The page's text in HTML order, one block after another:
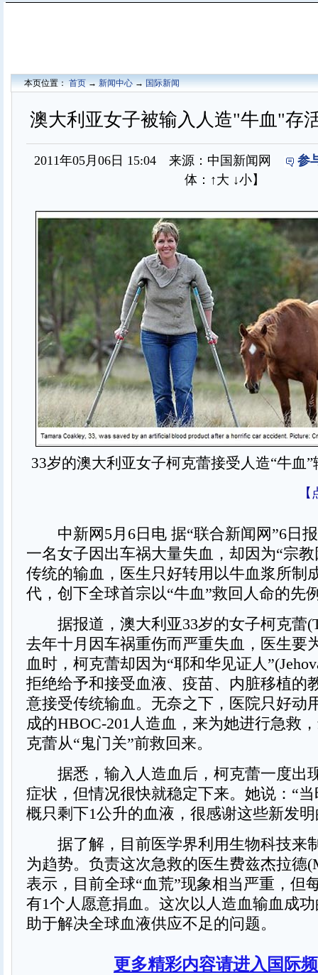
本页位置：首页→新闻中心→国际新闻
澳大利亚女子被输入人造"牛血"存
2011年05月06日 15:04 来源：中国新闻网
参
体： ↑大 ↓小】
33岁的澳大利亚女子柯克蕾接受人造“牛血
中新网5月6日电 据“联合新闻网”6日
一名女子因出车祸大量失血，却因为“宗
传统的输血，医生只好转用以牛血浆所制
代，创下全球首宗以“牛血”救回人命的先
据报道，澳大利亚33岁的女子柯克蕾
去年十月因车祸重伤而严重失血，医生要
血时，柯克蕾却因为“耶和华见证人
拒绝给予和接受血液、疫苗、内脏移植的
意接受传统输血。无奈之下，医院只好动
成的HBOC-201人造血，来为她进行急救
克蕾从“鬼门关”前救回来。
据悉，输入人造血后，柯克蕾一度出
症状，但情况很快就稳定下来。她说：“
概只剩下1公升的血液，很感谢这些新发
据了解，目前医学界利用生物科技来
为趋势。负责这次急救的医生费兹杰拉德
表示，目前全球“血荒”现象相当严重，但
有1个人愿意捐血。这次以人造血输血成
助于解决全球血液供应不足的问题。
更多精彩内容请进入国际